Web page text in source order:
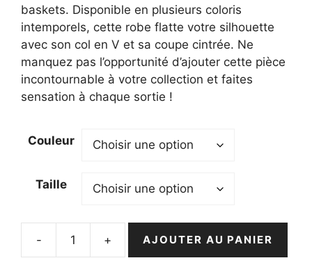
baskets. Disponible en plusieurs coloris
intemporels, cette robe flatte votre silhouette
avec son col en V et sa coupe cintrée. Ne
manquez pas l’opportunité d’ajouter cette pièce
incontournable à votre collection et faites
sensation à chaque sortie !
Couleur
Taille
-
quantité
+ AJOUTER AU PANIER